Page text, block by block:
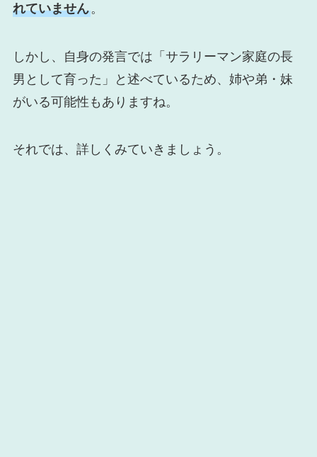
れていません。
しかし、自身の発言では「サラリーマン家庭の長
男として育った」と述べているため、姉や弟・妹
がいる可能性もありますね。
それでは、詳しくみていきましょう。